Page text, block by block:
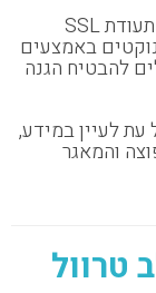
האתר מאובטח באמצעות תעודת SSL
באמצעים
להבטיח הגנה
לעיין במידע,
והמאגר
טרוול